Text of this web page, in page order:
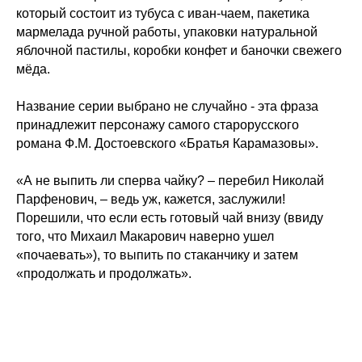
Старая Русса – город Достоевского
который состоит из тубуса с иван-чаем, пакетика
мармелада ручной работы, упаковки натуральной
яблочной пастилы, коробки конфет и баночки свежего
мёда.
Название серии выбрано не случайно - эта фраза
принадлежит персонажу самого старорусского
романа Ф.М. Достоевского «Братья Карамазовы».
«А не выпить ли сперва чайку? – перебил Николай
Парфенович, – ведь уж, кажется, заслужили!
Порешили, что если есть готовый чай внизу (ввиду
того, что Михаил Макарович наверно ушел
«почаевать»), то выпить по стаканчику и затем
«продолжать и продолжать».